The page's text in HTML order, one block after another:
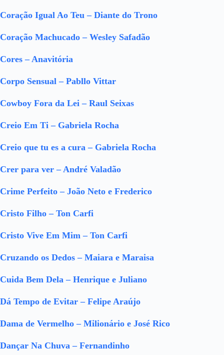
Coração Igual Ao Teu – Diante do Trono
Coração Machucado – Wesley Safadão
Cores – Anavitória
Corpo Sensual – Pabllo Vittar
Cowboy Fora da Lei – Raul Seixas
Creio Em Ti – Gabriela Rocha
Creio que tu es a cura – Gabriela Rocha
Crer para ver – André Valadão
Crime Perfeito – João Neto e Frederico
Cristo Filho – Ton Carfi
Cristo Vive Em Mim – Ton Carfi
Cruzando os Dedos – Maiara e Maraisa
Cuida Bem Dela – Henrique e Juliano
Dá Tempo de Evitar – Felipe Araújo
Dama de Vermelho – Milionário e José Rico
Dançar Na Chuva – Fernandinho